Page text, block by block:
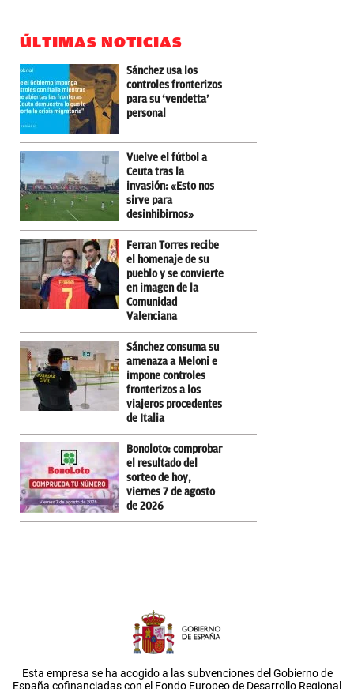
ÚLTIMAS NOTICIAS
Sánchez usa los
controles fronterizos
para su ‘vendetta’
personal
Vuelve el fútbol a
Ceuta tras la
invasión: «Esto nos
sirve para
desinhibirnos»
Ferran Torres recibe
el homenaje de su
pueblo y se convierte
en imagen de la
Comunidad
Valenciana
Sánchez consuma su
amenaza a Meloni e
impone controles
fronterizos a los
viajeros procedentes
de Italia
Bonoloto: comprobar
el resultado del
sorteo de hoy,
viernes 7 de agosto
de 2026
Esta empresa se ha acogido a las subvenciones del Gobierno de
España cofinanciadas con el Fondo Europeo de Desarrollo Regional